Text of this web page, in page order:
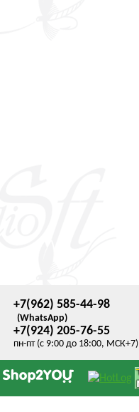
+7(962) 585-44-98
(WhatsApp)
+7(924) 205-76-55
пн-пт (с 9:00 до 18:00, МСК+7)